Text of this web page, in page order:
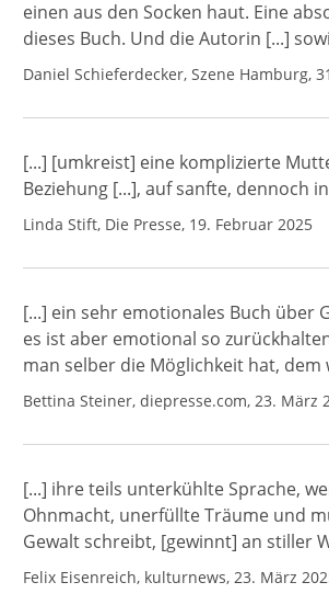
einen aus den Socken haut. Eine
dieses Buch. Und die Autorin [...]
Daniel Schieferdecker, Szene Hamburg,
[...] [umkreist] eine komplizierte
Beziehung [...], auf sanfte, dennoch
Linda Stift, Die Presse, 19. Februar 2025
[...] ein sehr emotionales Buch über
es ist aber emotional so
man selber die Möglichkeit hat, dem
Bettina Steiner, diepresse.com, 23. März
[...] ihre teils unterkühlte Sprache,
Ohnmacht, unerfüllte Träume und
Gewalt schreibt, [gewinnt] an stiller
Felix Eisenreich, kulturnews, 23. März